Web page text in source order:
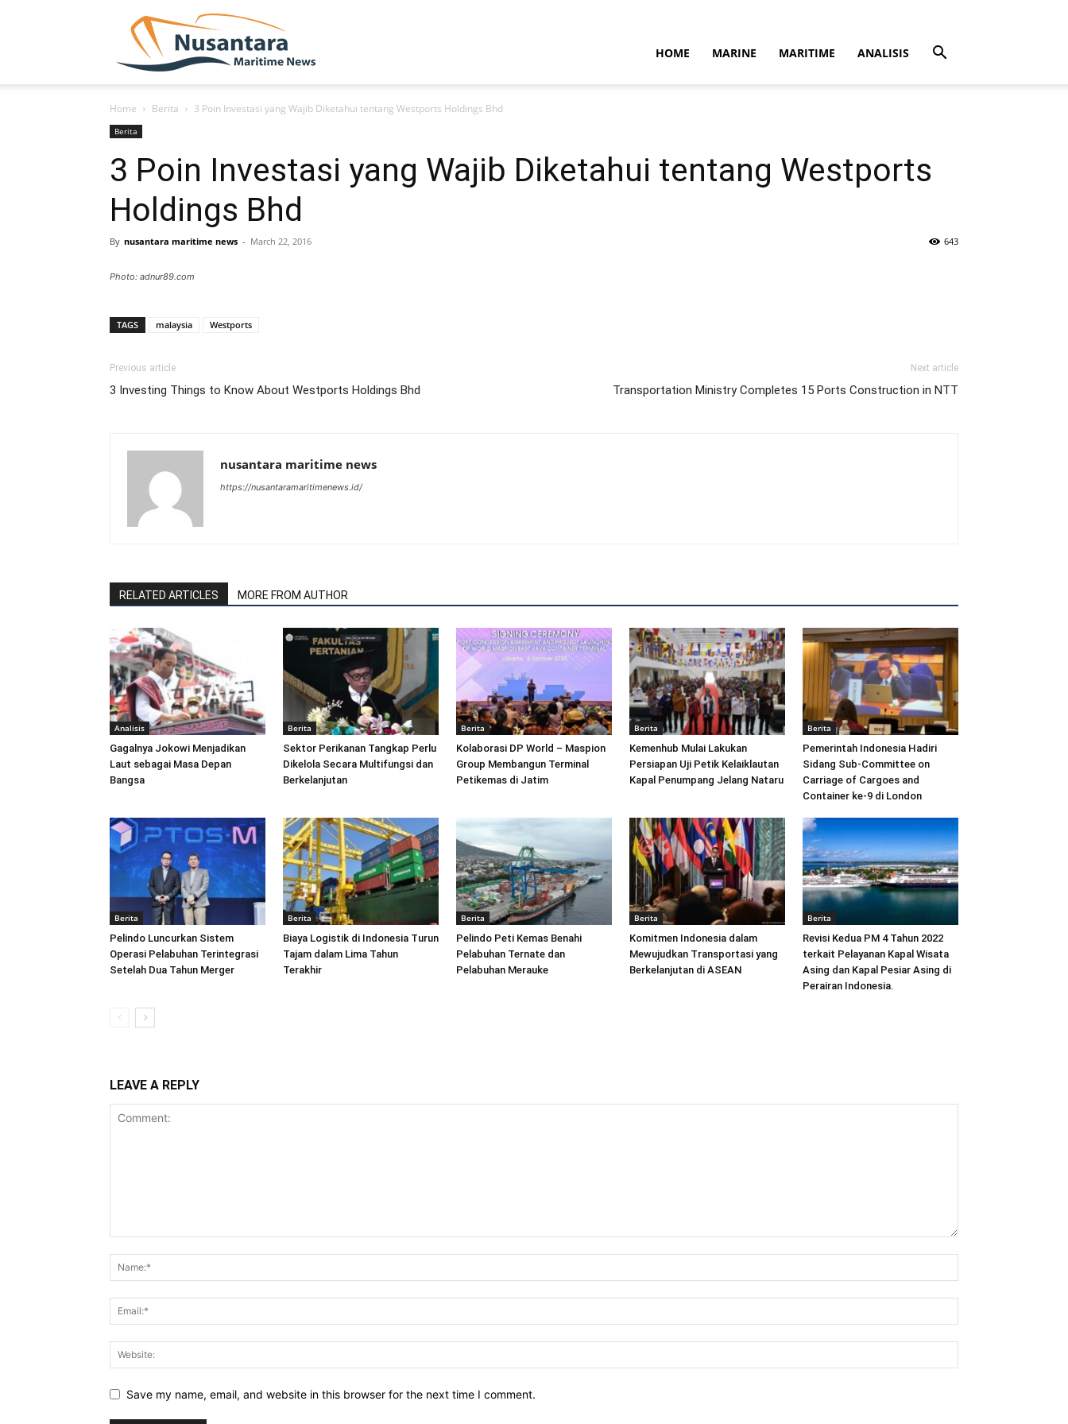
HOME MARINE MARITIME ANALISIS
Home Berita 3 Poin Investasi yang Wajib Diketahui tentang Westports Holdings Bhd
Berita
3 Poin Investasi yang Wajib Diketahui tentang Westports
Holdings Bhd
By nusantara maritime news - March 22, 2016 643
Photo: adnur89.com
TAGS malaysia Westports
Previous article
3 Investing Things to Know About Westports Holdings Bhd
Next article
Transportation Ministry Completes 15 Ports Construction in NTT
nusantara maritime news
https://nusantaramaritimenews.id/
RELATED ARTICLES MORE FROM AUTHOR
Analisis
Gagalnya Jokowi Menjadikan
Laut sebagai Masa Depan
Bangsa
Berita
Sektor Perikanan Tangkap Perlu
Dikelola Secara Multifungsi dan
Berkelanjutan
Berita
Kolaborasi DP World – Maspion
Group Membangun Terminal
Petikemas di Jatim
Berita
Kemenhub Mulai Lakukan
Persiapan Uji Petik Kelaiklautan
Kapal Penumpang Jelang Nataru
Berita
Pemerintah Indonesia Hadiri
Sidang Sub-Committee on
Carriage of Cargoes and
Container ke-9 di London
Berita
Pelindo Luncurkan Sistem
Operasi Pelabuhan Terintegrasi
Setelah Dua Tahun Merger
Berita
Biaya Logistik di Indonesia Turun
Tajam dalam Lima Tahun
Terakhir
Berita
Pelindo Peti Kemas Benahi
Pelabuhan Ternate dan
Pelabuhan Merauke
Berita
Komitmen Indonesia dalam
Mewujudkan Transportasi yang
Berkelanjutan di ASEAN
Berita
Revisi Kedua PM 4 Tahun 2022
terkait Pelayanan Kapal Wisata
Asing dan Kapal Pesiar Asing di
Perairan Indonesia.
LEAVE A REPLY
Save my name, email, and website in this browser for the next time I comment.